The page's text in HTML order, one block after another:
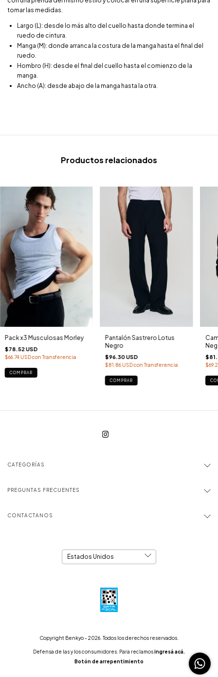
tomar las medidas.
Largo (L): desde lo más alto del cuello hasta donde termina el
ruedo de cintura.
Manga (M): donde arranca la costura de la manga hasta el final del
ruedo.
Hombro (H): desde el final del cuello hasta el comienzo de la
manga.
Ancho (A): desde abajo de la manga hasta la otra.
Productos relacionados
Pack x3 Musculosas Morley
$78.52 USD
$66.74 USDcon Transferencia
COMPRAR
Pantalón Sastrero Lotus
Negro
$96.30 USD
$81.86 USDcon Transferencia
COMPRAR
CATEGORÍAS
PREGUNTAS FRECUENTES
CONTACTANOS
Copyright Benkyo - 2026. Todos los derechos reservados.
Defensa de las y los consumidores. Para reclamosingresá acá.
Botón de arrepentimiento